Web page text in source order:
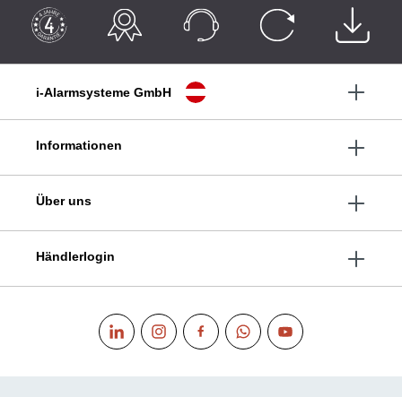
i-Alarmsysteme GmbH
Informationen
Über uns
Händlerlogin